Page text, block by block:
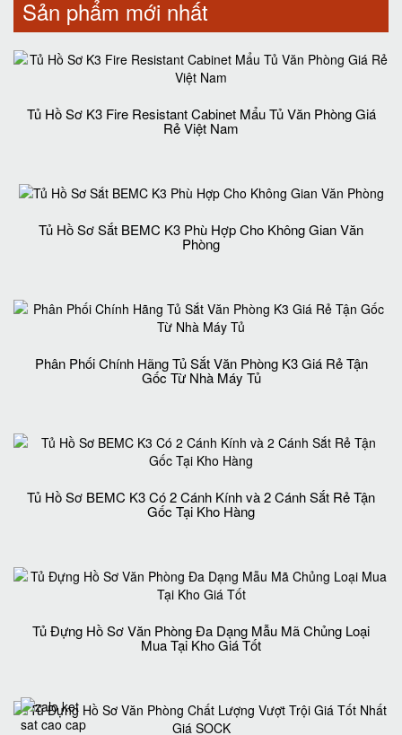
Sản phẩm mới nhất
Tủ Hồ Sơ K3 Fire Resistant Cabinet Mẩu Tủ Văn Phòng Giá
Rẻ Việt Nam
Tủ Hồ Sơ Sắt BEMC K3 Phù Hợp Cho Không Gian Văn
Phòng
Phân Phối Chính Hãng Tủ Sắt Văn Phòng K3 Giá Rẻ Tận
Gốc Từ Nhà Máy Tủ
Tủ Hồ Sơ BEMC K3 Có 2 Cánh Kính và 2 Cánh Sắt Rẻ Tận
Gốc Tại Kho Hàng
Tủ Đựng Hồ Sơ Văn Phòng Đa Dạng Mẫu Mã Chủng Loại
Mua Tại Kho Giá Tốt